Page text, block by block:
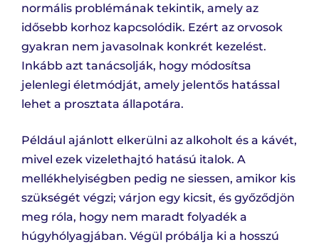
normális problémának tekintik, amely az
idősebb korhoz kapcsolódik. Ezért az orvosok
gyakran nem javasolnak konkrét kezelést.
Inkább azt tanácsolják, hogy módosítsa
jelenlegi életmódját, amely jelentős hatással
lehet a prosztata állapotára.
Például ajánlott elkerülni az alkoholt és a kávét,
mivel ezek vizelethajtó hatású italok. A
mellékhelyiségben pedig ne siessen, amikor kis
szükségét végzi; várjon egy kicsit, és győződjön
meg róla, hogy nem maradt folyadék a
húgyhólyagjában. Végül próbálja ki a hosszú